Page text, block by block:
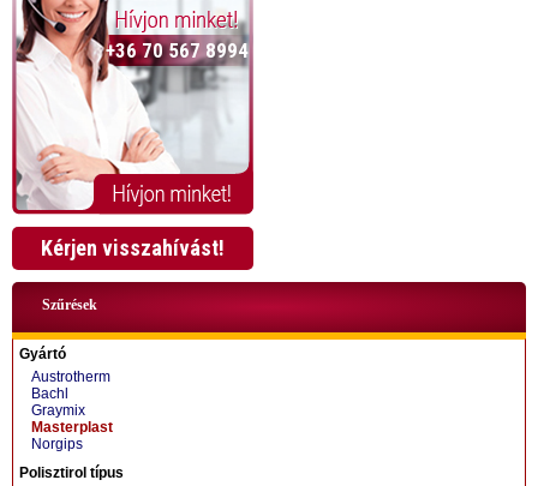
+36 70 567 8994
+36 70 424 0199
Kérjen visszahívást!
Szűrések
Gyártó
Austrotherm
Bachl
Graymix
Masterplast
Norgips
Polisztirol típus